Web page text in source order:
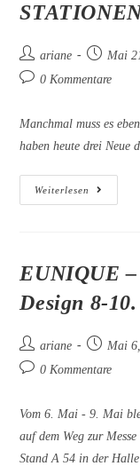
Beitrags-
Autor:
ariane
Beitrag
Mai
Beitrags-
0 Kommentare
Manchmal muss es
haben heute drei Neue
Weiterlesen
–
EUNIQUE
Design 8-
Beitrags-
Autor:
ariane
Beitrag
Mai
Beitrags-
0 Kommentare
Vom 6. Mai - 9. Mai
auf dem Weg zur
Stand A 54 in der